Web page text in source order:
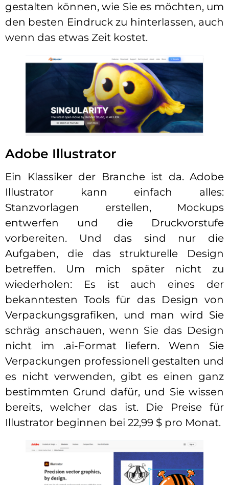
gestalten können, wie Sie es möchten, um
den besten Eindruck zu hinterlassen, auch
wenn das etwas Zeit kostet.
Adobe Illustrator
Ein Klassiker der Branche ist da. Adobe
Illustrator kann einfach alles:
Stanzvorlagen erstellen, Mockups
entwerfen und die Druckvorstufe
vorbereiten. Und das sind nur die
Aufgaben, die das strukturelle Design
betreffen. Um mich später nicht zu
wiederholen: Es ist auch eines der
bekanntesten Tools für das Design von
Verpackungsgrafiken, und man wird Sie
schräg anschauen, wenn Sie das Design
nicht im .ai-Format liefern. Wenn Sie
Verpackungen professionell gestalten und
es nicht verwenden, gibt es einen ganz
bestimmten Grund dafür, und Sie wissen
bereits, welcher das ist. Die Preise für
Illustrator beginnen bei 22,99 $ pro Monat.